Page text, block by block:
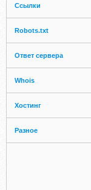
Ссылки
Robots.txt
Ответ сервера
Whois
Хостинг
Разное